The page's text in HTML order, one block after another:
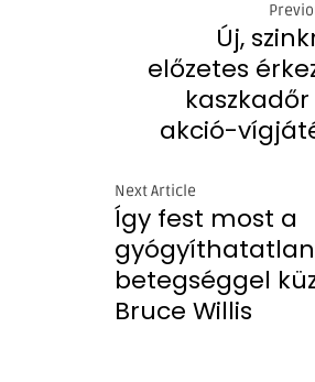
Új,
előzetes
akció-
Next Article
Így fest most a
gyógyíthatatlan
betegséggel
Bruce Willis